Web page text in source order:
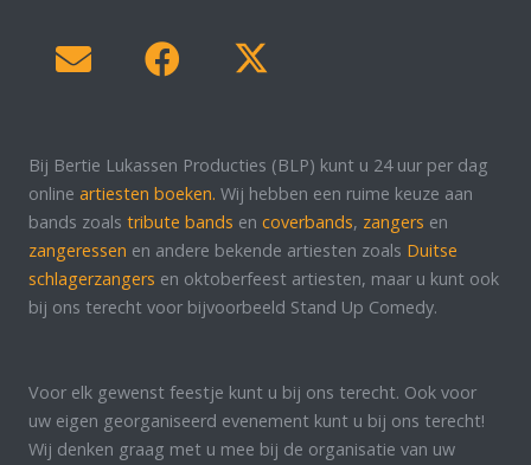
Bij Bertie Lukassen Producties (BLP) kunt u 24 uur per dag
online artiesten boeken. Wij hebben een ruime keuze aan
bands zoals tribute bands en coverbands, zangers en
zangeressen en andere bekende artiesten zoals Duitse
schlagerzangers en oktoberfeest artiesten, maar u kunt ook
bij ons terecht voor bijvoorbeeld Stand Up Comedy.
Voor elk gewenst feestje kunt u bij ons terecht. Ook voor
uw eigen georganiseerd evenement kunt u bij ons terecht!
Wij denken graag met u mee bij de organisatie van uw